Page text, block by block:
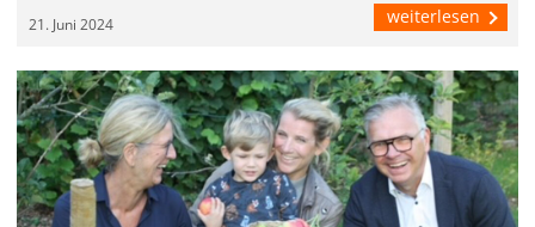
21. Juni 2024 weiterlesen